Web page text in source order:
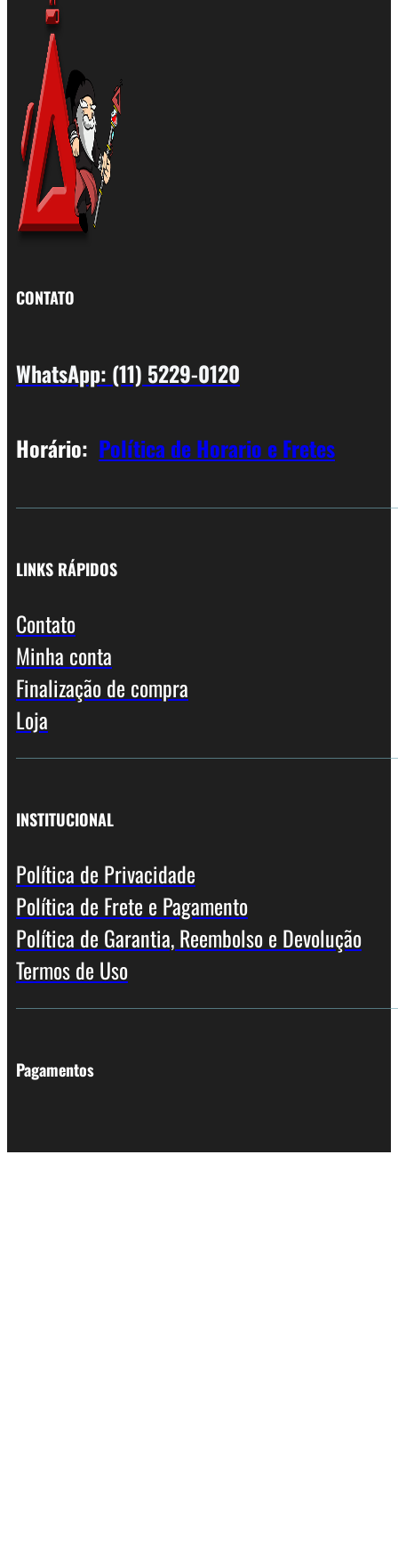
CONTATO
WhatsApp: (11) 5229-0120
Horário: Política de Horario e Fretes
LINKS RÁPIDOS
Contato
Minha conta
Finalização de compra
Loja
INSTITUCIONAL
Política de Privacidade
Política de Frete e Pagamento
Política de Garantia, Reembolso e Devolução
Termos de Uso
Pagamentos